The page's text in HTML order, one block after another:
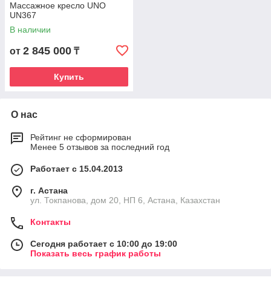
Массажное кресло UNO
UN367
В наличии
от 2 845 000 ₸
Купить
О нас
Рейтинг не сформирован
Менее 5 отзывов за последний год
Работает с 15.04.2013
г. Астана
ул. Токпанова, дом 20, НП 6, Астана, Казахстан
Контакты
Сегодня работает с 10:00 до 19:00
Показать весь график работы